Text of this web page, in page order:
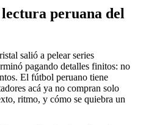
peruana del
salió a pelear series
pagando detalles finitos: no
El fútbol peruano tiene
acá ya no compran solo
ritmo, y cómo se quiebra un